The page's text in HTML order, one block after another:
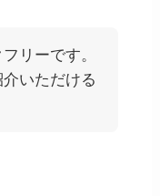
リーです。
いただける